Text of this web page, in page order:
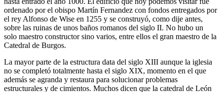
ordenado por el obispo Martín Fernandez con fondos entregados por
el rey Alfonso de Wise en 1255 y se construyó, como dije antes,
sobre las ruinas de unos baños romanos del siglo II. No hubo un
solo maestro constructor sino varios, entre ellos el gran maestro de la
Catedral de Burgos.
La mayor parte de la estructura data del siglo XIII aunque la iglesia
no se completó totalmente hasta el siglo XIX, momento en el que
además se agranda y restaura para solucionar problemas
estructurales y de cimientos. Muchos dicen que la catedral de León